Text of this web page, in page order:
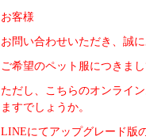
お客様
お問い合わせいただき、誠
ご希望のペット服につきま
ただし、こちらのオンライ
ますでしょうか。
LINEにてアップグレード版